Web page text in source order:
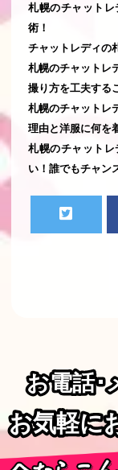
札幌のチャット
術！
チャットレディの
札幌のチャットレ
撮り方を工夫する
札幌のチャットレ
理由と洋服に何を
札幌のチャット
い！誰でもチャン
お電話･
お電話･
お気軽に
お気軽に